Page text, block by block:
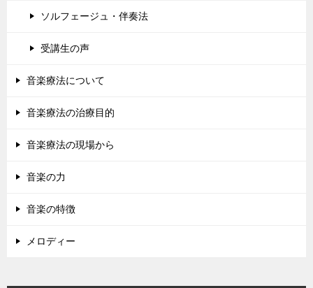
ソルフェージュ・伴奏法
受講生の声
音楽療法について
音楽療法の治療目的
音楽療法の現場から
音楽の力
音楽の特徴
メロディー